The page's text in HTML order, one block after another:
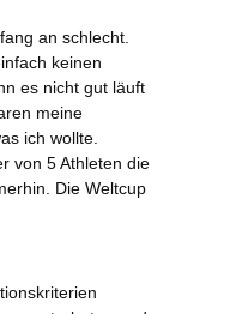
an schlecht.
keinen
es nicht gut läuft
meine
ich wollte.
von 5 Athleten die
Die Weltcup